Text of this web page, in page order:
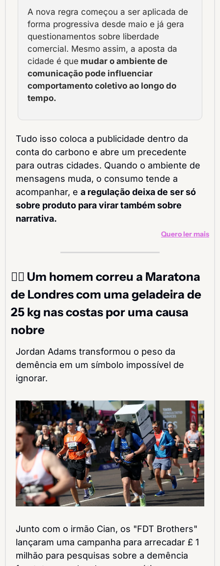
A nova regra começou a ser aplicada de
forma progressiva desde maio e já gera
questionamentos sobre liberdade
comercial. Mesmo assim, a aposta da
cidade é que mudar o ambiente de
comunicação pode influenciar
comportamento coletivo ao longo do
tempo.
Tudo isso coloca a publicidade dentro da
conta do carbono e abre um precedente
para outras cidades. Quando o ambiente de
mensagens muda, o consumo tende a
acompanhar, e a regulação deixa de ser só
sobre produto para virar também sobre
narrativa.
Quero ler mais
🏃‍♂️ Um homem correu a Maratona
de Londres com uma geladeira de
25 kg nas costas por uma causa
nobre
Jordan Adams transformou o peso da
demência em um símbolo impossível de
ignorar.
Junto com o irmão Cian, os "FDT Brothers"
lançaram uma campanha para arrecadar £ 1
milhão para pesquisas sobre a demência